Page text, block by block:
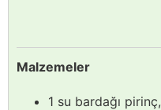
Malzemeler
1 su bardağı pirinç,